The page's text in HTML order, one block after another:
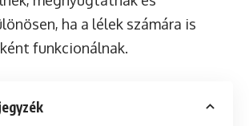
ha a lélek számára is
funkcionálnak.